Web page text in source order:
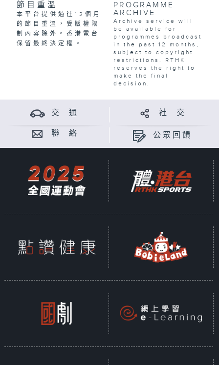
節目重溫
本平台提供過往12個月
的節目重溫，受版權限
制內容除外。香港電台
保留最終決定權。
PROGRAMME
ARCHIVE
Archive service will
be available for
programmes broadcast
in the past 12 months,
subject to copyright
restrictions. RTHK
reserves the right to
make the final
decision.
交 通 社 交
聯 絡 公眾回饋